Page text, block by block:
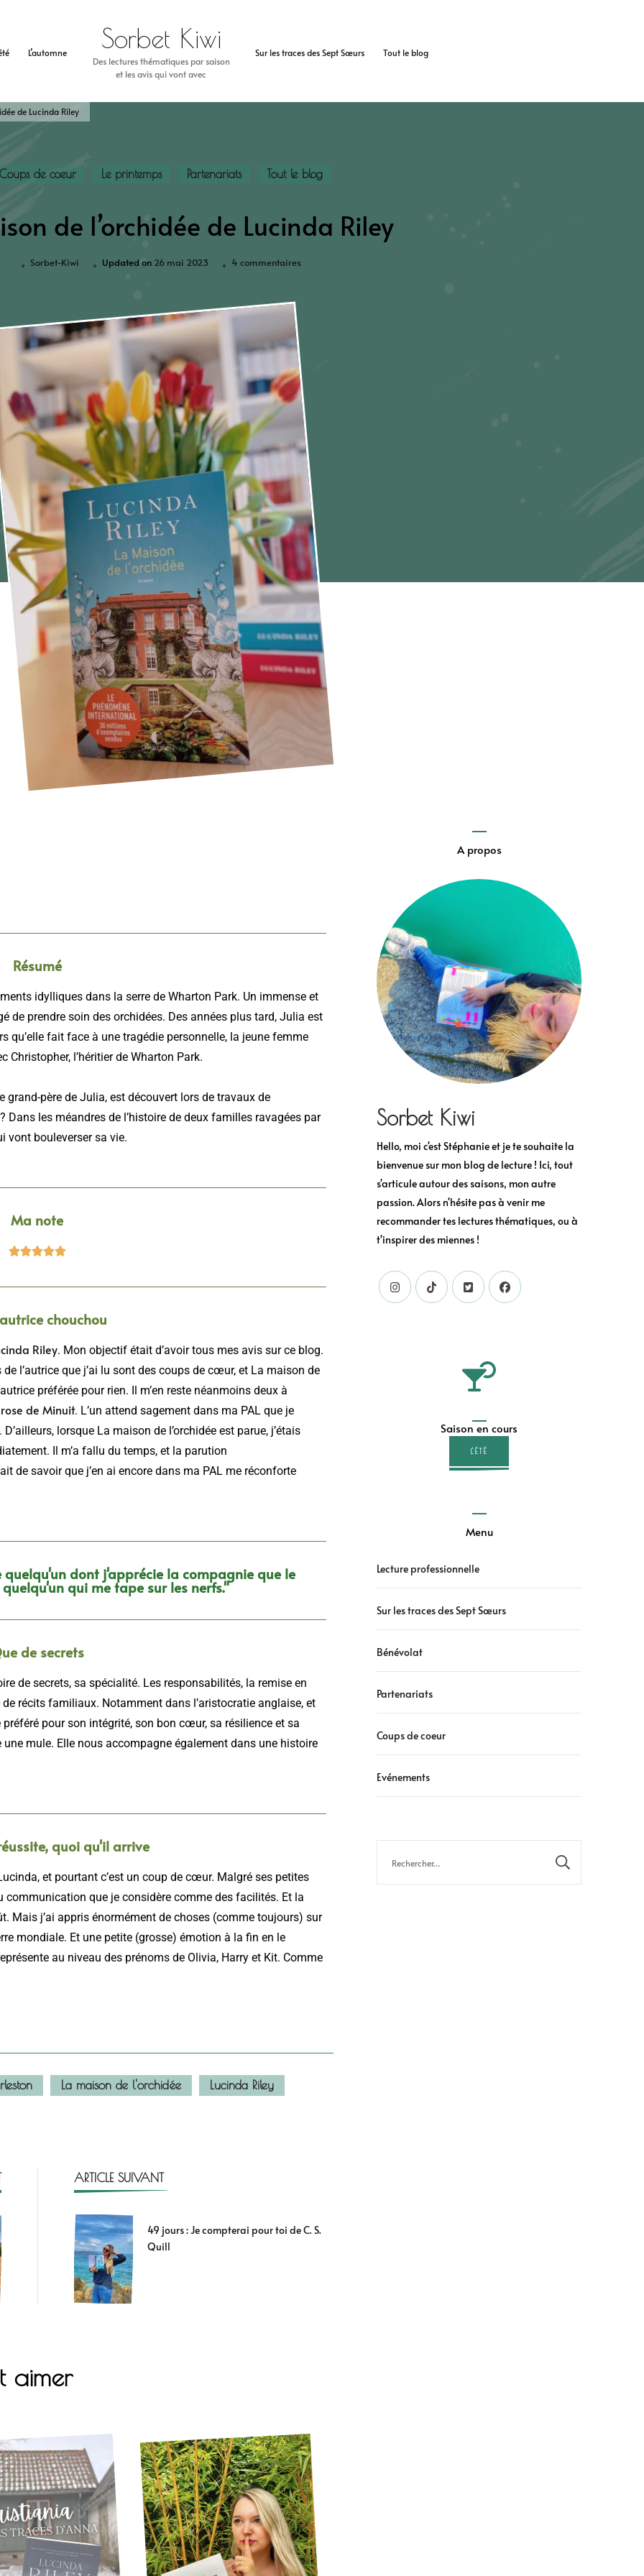
L’automne Sur les traces des Sept Sœurs Tout le blog
Sorbet Kiwi
Des lectures thématiques par saison
et les avis qui vont avec
de Lucinda Riley
Coups de coeur Le printemps Partenariats Tout le blog
de l’orchidée de Lucinda Riley
Sorbet-Kiwi Updated on 26 mai 2023 4 commentaires
Résumé
idylliques dans la serre de Wharton Park. Un immense et
de prendre soin des orchidées. Des années plus tard, Julia est
qu’elle fait face à une tragédie personnelle, la jeune femme
Christopher, l’héritier de Wharton Park.
père de Julia, est découvert lors de travaux de
Dans les méandres de l’histoire de deux familles ravagées par
vont bouleverser sa vie.
Ma note

chouchou
Riley. Mon objectif était d’avoir tous mes avis sur ce blog.
l’autrice que j’ai lu sont des coups de cœur, et La maison de
préférée pour rien. Il m’en reste néanmoins deux à
rose de Minuit. L’un attend sagement dans ma PAL que je
lorsque La maison de l’orchidée est parue, j’étais
Il m’a fallu du temps, et la parution
de savoir que j’en ai encore dans ma PAL me réconforte
dont j'apprécie la compagnie que le
qui me tape sur les nerfs."
de secrets
de secrets, sa spécialité. Les responsabilités, la remise en
récits familiaux. Notamment dans l’aristocratie anglaise, et
préféré pour son intégrité, son bon cœur, sa résilience et sa
mule. Elle nous accompagne également dans une histoire
quoi qu'il arrive
et pourtant c’est un coup de cœur. Malgré ses petites
que je considère comme des facilités. Et la
Mais j’ai appris énormément de choses (comme toujours) sur
mondiale. Et une petite (grosse) émotion à la fin en le
au niveau des prénoms de Olivia, Harry et Kit. Comme
La maison de l'orchidée
Lucinda Riley
ARTICLE SUIVANT
49 jours : Je compterai pour toi de C. S.
Quill
aimer
A propos
Sorbet Kiwi
Hello, moi c'est Stéphanie et je te souhaite la
bienvenue sur mon blog de lecture ! Ici, tout
s'articule autour des saisons, mon autre
passion. Alors n'hésite pas à venir me
recommander tes lectures thématiques, ou à
t'inspirer des miennes !
Saison en cours
L'ÉTÉ
Menu
Lecture professionnelle
Sur les traces des Sept Sœurs
Bénévolat
Partenariats
Coups de coeur
Evénements